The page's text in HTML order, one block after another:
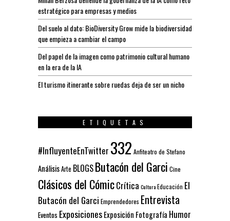
estratégico para empresas y medios
Del suelo al dato: BioDiversity Grow mide la biodiversidad
que empieza a cambiar el campo
Del papel de la imagen como patrimonio cultural humano
en la era de la IA
El turismo itinerante sobre ruedas deja de ser un nicho
ETIQUETAS
#InfluyenteEnTwitter 332 Anfiteatro de Stefano
AnálisisArte BLOGSButacón del Garci Cine
Clásicos del CómicCrítica CulturaEducación El
Butacón del Garci Emprendedores Entrevista
Eventos ExposicionesExposición Fotografía Humor